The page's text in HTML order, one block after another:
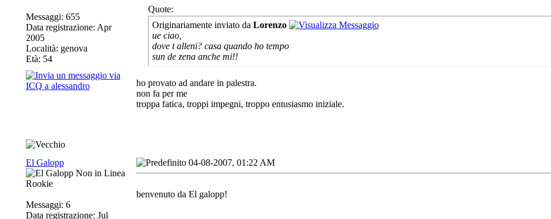
Messaggi: 655
Data registrazione: Apr
2005
Località: genova
Età: 54
Quote:
Originariamente inviato da Lorenzo
ue ciao,
dove t alleni? casa quando ho tempo
sun de zena anche mi!!
ho provato ad andare in palestra.
non fa per me
troppa fatica, troppi impegni, troppo entusiasmo iniziale.
El Galopp
Rookie
Messaggi: 6
Data registrazione: Jul
04-08-2007, 01:22 AM
benvenuto da El galopp!